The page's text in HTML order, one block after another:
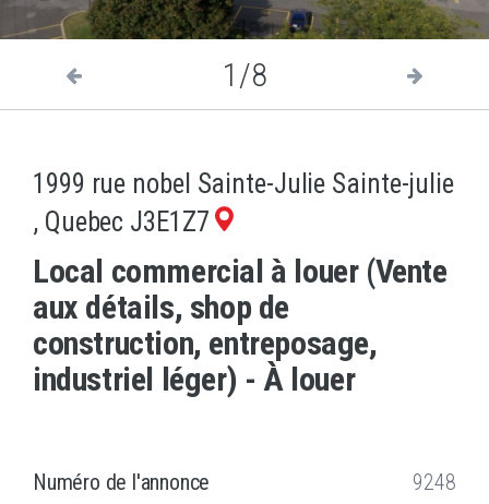
1999 rue nobel Sainte-Julie Sainte-julie
, Quebec J3E1Z7
Local commercial à louer (Vente
aux détails, shop de
construction, entreposage,
industriel léger) - À louer
Numéro de l'annonce 9248
1/8